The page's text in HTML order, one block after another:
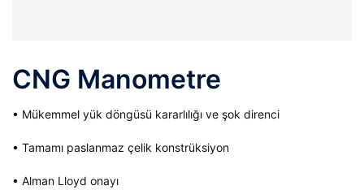
CNG Manometre
• Mükemmel yük döngüsü kararlılığı ve şok direnci
• Tamamı paslanmaz çelik konstrüksiyon
• Alman Lloyd onayı